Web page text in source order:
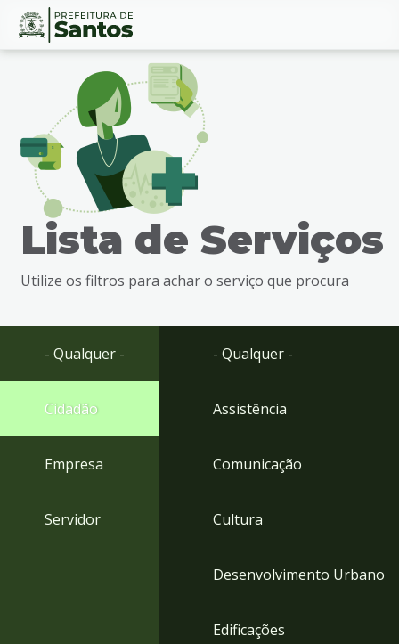
Ir
busca
Ir
rodapé
Conteúdo
Lista de Serviços
Utilize os filtros para achar o serviço que procura
- Qualquer -
Cidadão
Empresa
Servidor
- Qualquer -
Assistência
Comunicação
Cultura
Desenvolvimento Urbano
Edificações